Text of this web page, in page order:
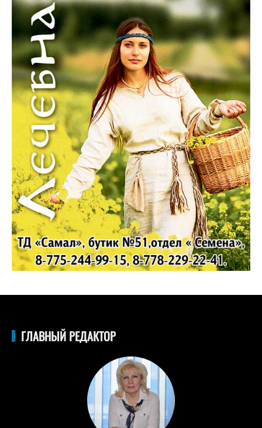
ГЛАВНЫЙ РЕДАКТОР